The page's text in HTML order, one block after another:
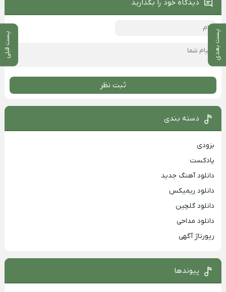
پست بعدی پست قبلی
دیدگاه خود را بگذارید
ثبت نظر
دسته بندی
بزودی
پادکست
دانلود آهنگ جدید
دانلود ریمیکس
دانلود گلچین
دانلود مداحی
رپورتاژ آگهی
پیوندها